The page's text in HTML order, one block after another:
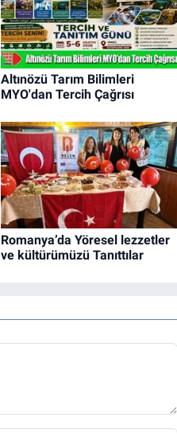
Altınözü Tarım Bilimleri
MYO'dan Tercih Çağrısı
Romanya’da Yöresel lezzetler
ve kültürümüzü Tanıttılar